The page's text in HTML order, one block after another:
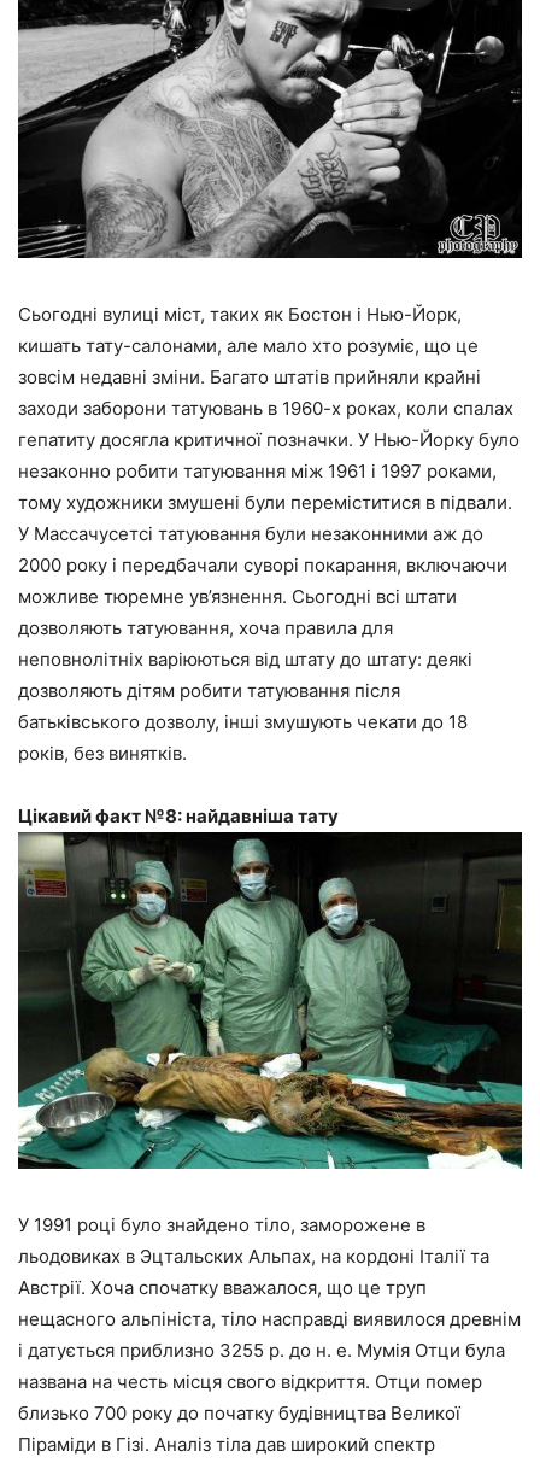
Сьогодні вулиці міст, таких як Бостон і Нью-Йорк,
кишать тату-салонами, але мало хто розуміє, що це
зовсім недавні зміни. Багато штатів прийняли крайні
заходи заборони татуювань в 1960-х роках, коли спалах
гепатиту досягла критичної позначки. У Нью-Йорку було
незаконно робити татуювання між 1961 і 1997 роками,
тому художники змушені були переміститися в підвали.
У Массачусетсі татуювання були незаконними аж до
2000 року і передбачали суворі покарання, включаючи
можливе тюремне ув’язнення. Сьогодні всі штати
дозволяють татуювання, хоча правила для
неповнолітніх варіюються від штату до штату: деякі
дозволяють дітям робити татуювання після
батьківського дозволу, інші змушують чекати до 18
років, без винятків.
Цікавий факт №8: найдавніша тату
У 1991 році було знайдено тіло, заморожене в
льодовиках в Эцтальских Альпах, на кордоні Італії та
Австрії. Хоча спочатку вважалося, що це труп
нещасного альпініста, тіло насправді виявилося древнім
і датується приблизно 3255 р. до н. е. Мумія Отци була
названа на честь місця свого відкриття. Отци помер
близько 700 року до початку будівництва Великої
Піраміди в Гізі. Аналіз тіла дав широкий спектр